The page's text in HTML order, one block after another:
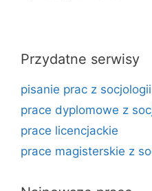
Przydatne serwisy
pisanie prac z socjologii
prace dyplomowe z
prace licencjackie
prace magisterskie z